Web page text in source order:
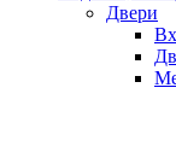
Двери